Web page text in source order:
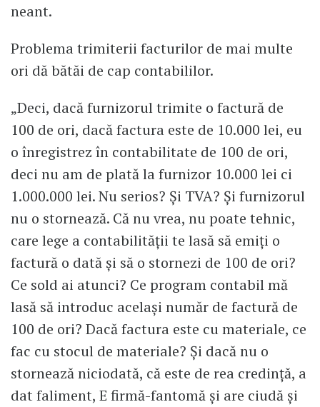
neant.
Problema trimiterii facturilor de mai multe
ori dă bătăi de cap contabililor.
„Deci, dacă furnizorul trimite o factură de
100 de ori, dacă factura este de 10.000 lei, eu
o înregistrez în contabilitate de 100 de ori,
deci nu am de plată la furnizor 10.000 lei ci
1.000.000 lei. Nu serios? Și TVA? Și furnizorul
nu o stornează. Că nu vrea, nu poate tehnic,
care lege a contabilității te lasă să emiți o
factură o dată și să o stornezi de 100 de ori?
Ce sold ai atunci? Ce program contabil mă
lasă să introduc același număr de factură de
100 de ori? Dacă factura este cu materiale, ce
fac cu stocul de materiale? Și dacă nu o
stornează niciodată, că este de rea credință, a
dat faliment, E firmă-fantomă și are ciudă și